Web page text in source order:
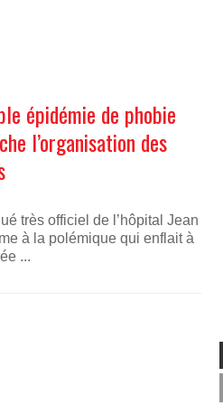
épidémie de phobie
l’organisation des
très officiel de l’hôpital Jean
à la polémique qui enflait à
...